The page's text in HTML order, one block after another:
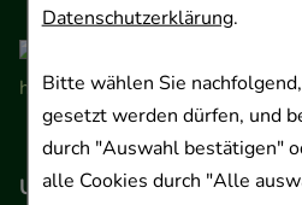
Datenschutzerklärung.
Bitte wählen Sie
gesetzt werden dürfen, und
durch "Auswahl bestätigen"
alle Cookies durch "Alle
Unser Netzwerk